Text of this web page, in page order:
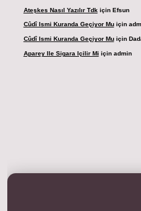
Ateşkes Nasıl Yazılır Tdk için Efsun
Cûdî Ismi Kuranda Geçiyor Muiçin
Cûdî Ismi Kuranda Geçiyor Muiçin
Aparey Ile Sigara Içilir Mi için admin